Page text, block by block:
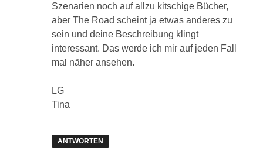
Szenarien noch auf allzu kitschige Bücher,
aber The Road scheint ja etwas anderes zu
sein und deine Beschreibung klingt
interessant. Das werde ich mir auf jeden Fall
mal näher ansehen.
LG
Tina
ANTWORTEN